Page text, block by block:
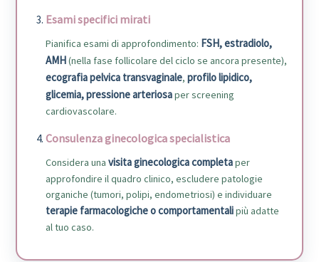
Esami specifici mirati
Pianifica esami di approfondimento: FSH, estradiolo,
AMH(nella fase follicolare del ciclo se ancora presente),
ecografia pelvica transvaginale, profilo lipidico,
glicemia, pressione arteriosaper screening
cardiovascolare.
Consulenza ginecologica specialistica
Considera una visita ginecologica completaper
approfondire il quadro clinico, escludere patologie
organiche (tumori, polipi, endometriosi) e individuare
terapie farmacologiche o comportamentalipiù adatte
al tuo caso.